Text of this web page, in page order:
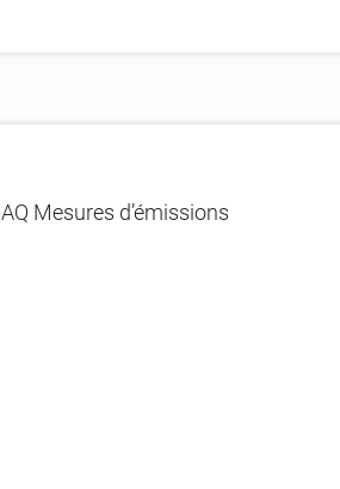
AQ Mesures d’émissions